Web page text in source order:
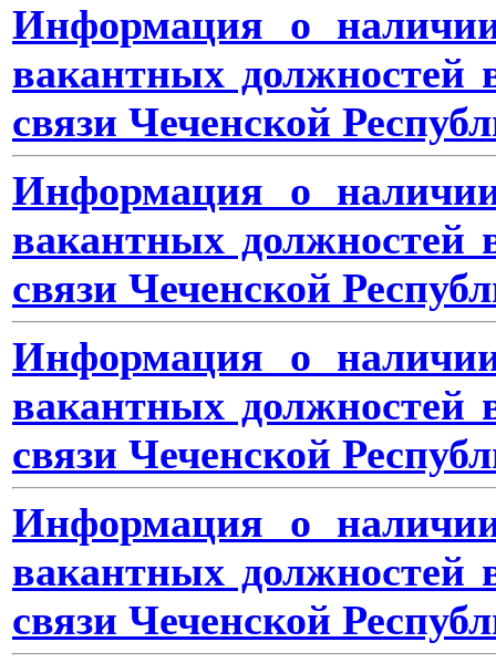
Информация о
вакантных должностей
связи Чеченской
Информация о
вакантных должностей
связи Чеченской
Информация о
вакантных должностей
связи Чеченской
Информация о
вакантных должностей
связи Чеченской